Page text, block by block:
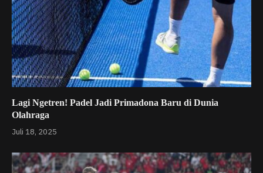
Lagi Ngetren! Padel Jadi Primadona Baru di Dunia
Olahraga
Juli 18, 2025